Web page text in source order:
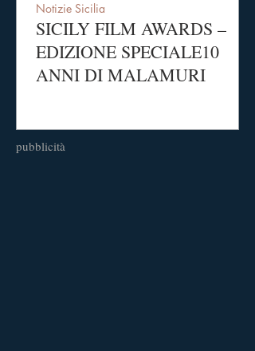
SICILY FILM AWARDS –
EDIZIONE SPECIALE10
ANNI DI MALAMURI
Notizie Sicilia
pubblicità